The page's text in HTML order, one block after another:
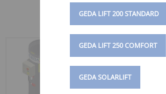
GEDA LIFT 200 STANDARD
GEDA LIFT 250 COMFORT
GEDA SOLARLIFT
Vue
RÉCEPTACLE DE
CÂBLE 25 M
N° d'art. 01083